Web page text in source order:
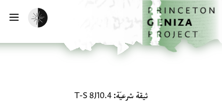
إلى المحتوى الرئيسي
الرئيسية
تفعيل الوضع المظلم
ثيقة شرعيّة T-S 8J10.4